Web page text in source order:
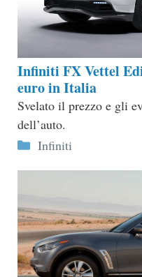
Infiniti FX Vettel
euro in Italia
Svelato il prezzo e gli
dell’auto.
Categorie
Infiniti